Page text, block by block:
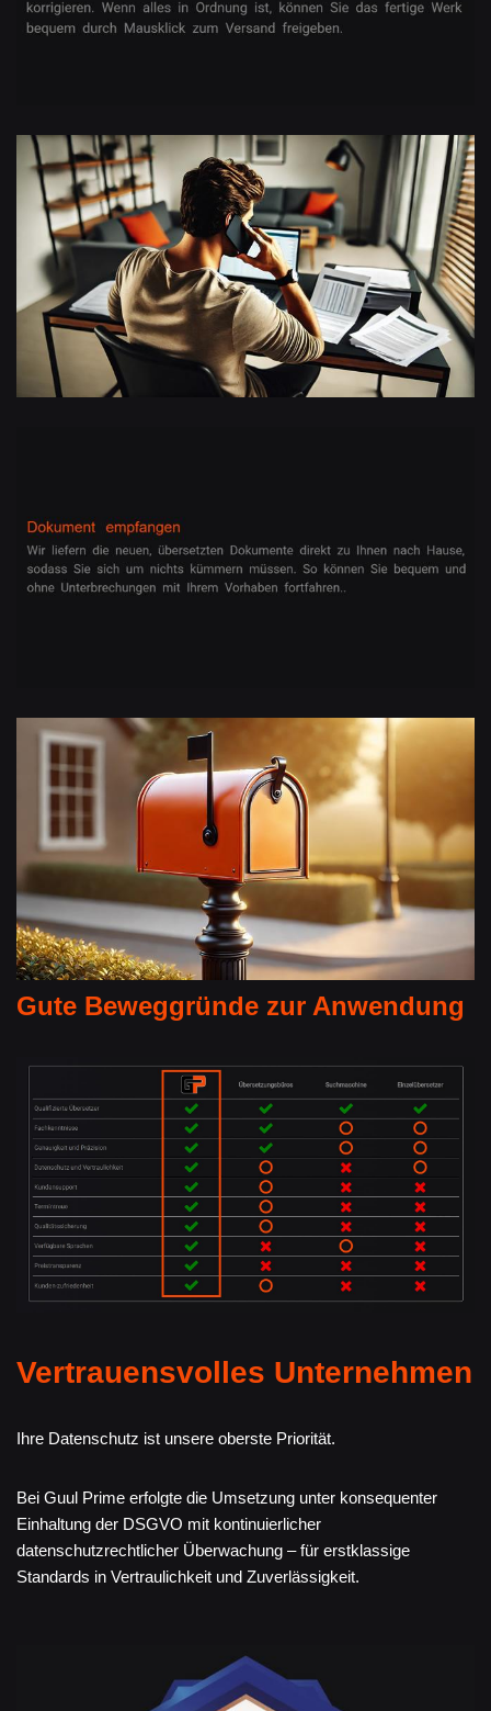
Gute Beweggründe zur Anwendung
Vertrauensvolles Unternehmen
Ihre Datenschutz ist unsere oberste Priorität.
Bei Guul Prime erfolgte die Umsetzung unter konsequenter
Einhaltung der DSGVO mit kontinuierlicher
datenschutzrechtlicher Überwachung – für erstklassige
Standards in Vertraulichkeit und Zuverlässigkeit.